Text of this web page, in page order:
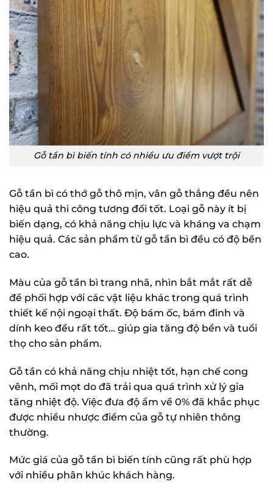
Gỗ tần bì biến tính có nhiều ưu điểm vượt trội
Gỗ tần bì có thớ gỗ thô mịn, vân gỗ thẳng đều nên
hiệu quả thi công tương đối tốt. Loại gỗ này ít bị
biến dạng, có khả năng chịu lực và kháng va chạm
hiệu quả. Các sản phẩm từ gỗ tần bì đều có độ bền
cao.
Màu của gỗ tần bì trang nhã, nhìn bắt mắt rất dễ
để phối hợp với các vật liệu khác trong quá trình
thiết kế nội ngoại thất. Độ bám ốc, bám đinh và
dính keo đều rất tốt… giúp gia tăng độ bền và tuổi
thọ cho sản phẩm.
Gỗ tần có khả năng chịu nhiệt tốt, hạn chế cong
vênh, mối mọt do đã trải qua quá trình xử lý gia
tăng nhiệt độ. Việc đưa độ ẩm về 0% đã khắc phục
được nhiều nhược điểm của gỗ tự nhiên thông
thường.
Mức giá của gỗ tần bì biến tính cũng rất phù hợp
với nhiều phân khúc khách hàng.